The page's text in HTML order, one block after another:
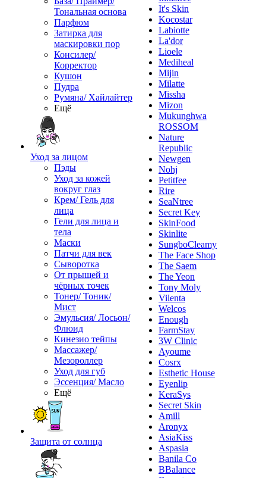
Тональная основа
Парфюм
Затирка для
маскировки пор
Консилер/
Корректор
Кушон
Пудра
Румяна/ Хайлайтер
Ещё
Уход за лицом
Пэды
Уход за кожей
вокруг глаз
Крем/ Гель для
лица
Гели для лица и
тела
Маски
Патчи для век
Сыворотка
От прыщей и
чёрных точек
Тонер/ Тоник/
Мист
Эмульсия/ Лосьон/
Флюид
Кинезио тейпы
Массажер/
Мезороллер
Уход для губ
Эссенция/ Масло
Ещё
Защита от солнца
It's Skin
Kocostar
Labiotte
La'dor
Lioele
Mediheal
Mijin
Milatte
Missha
Mizon
Mukunghwa
ROSSOM
Nature
Republic
Newgen
Nohj
Petitfee
Rire
SeaNtree
Secret Key
SkinFood
Skinlite
SungboCleamy
The Face Shop
The Saem
The Yeon
Tony Moly
Vilenta
Welcos
Enough
FarmStay
3W Clinic
Ayoume
Cosrx
Esthetic House
Eyenlip
KeraSys
Secret Skin
Amill
Aronyx
AsiaKiss
Aspasia
Banila Co
BBalance